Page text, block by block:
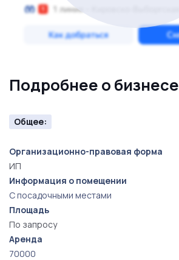
Подробнее о бизнесе
Общее:
Организационно-правовая форма
ИП
Информация о помещении
С посадочными местами
Площадь
По запросу
Аренда
70000